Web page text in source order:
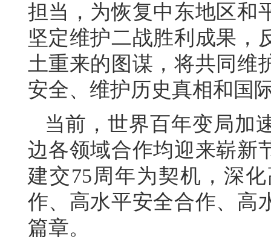
担当，为恢复中东地区和
坚定维护二战胜利成果，
土重来的图谋，将共同维
安全、维护历史真相和国
当前，世界百年变局加
边各领域合作均迎来崭新
建交75周年为契机，深
作、高水平安全合作、高
篇章。